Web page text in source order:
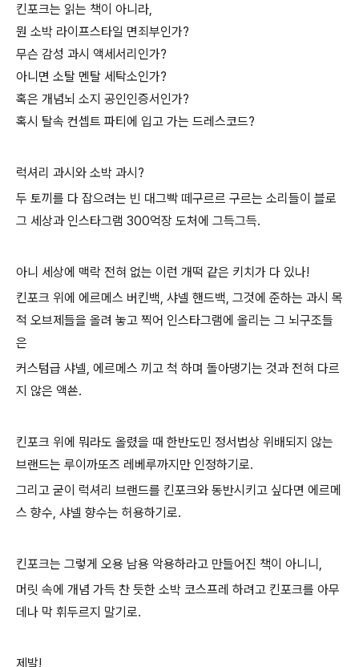
킨포크는 읽는 책이 아니라,
뭔 소박 라이프스타일 면죄부인가?
무슨 감성 과시 액세서리인가?
아니면 소탈 멘탈 세탁소인가?
혹은 개념뇌 소지 공인인증서인가?
혹시 탈속 컨셉트 파티에 입고 가는 드레스코드?
럭셔리 과시와 소박 과시?
두 토끼를 다 잡으려는 빈 대그빡 떼구르르 구르는 소리들이 블로
그 세상과 인스타그램 300억장 도처에 그득그득.
아니 세상에 맥락 전혀 없는 이런 개떡 같은 키치가 다 있나!
킨포크 위에 에르메스 버킨백, 샤넬 핸드백, 그것에 준하는 과시 목
적 오브제들을 올려 놓고 찍어 인스타그램에 올리는 그 뇌구조들
은
커스텀급 샤넬, 에르메스 끼고 척 하며 돌아댕기는 것과 전혀 다르
지 않은 액쑌.
킨포크 위에 뭐라도 올렸을 때 한반도민 정서법상 위배되지 않는
브랜드는 루이까또즈 레베루까지만 인정하기로.
그리고 굳이 럭셔리 브랜드를 킨포크와 동반시키고 싶다면 에르메
스 향수, 샤넬 향수는 허용하기로.
킨포크는 그렇게 오용 남용 악용하라고 만들어진 책이 아니니,
머릿 속에 개념 가득 찬 듯한 소박 코스프레 하려고 킨포크를 아무
데나 막 휘두르지 말기로.
제발!